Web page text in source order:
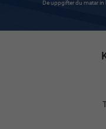
De uppgifter du matar